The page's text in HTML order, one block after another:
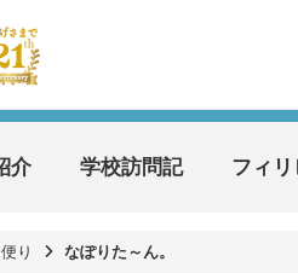
介 学校訪問記 フィ
り なぽりた～ん。